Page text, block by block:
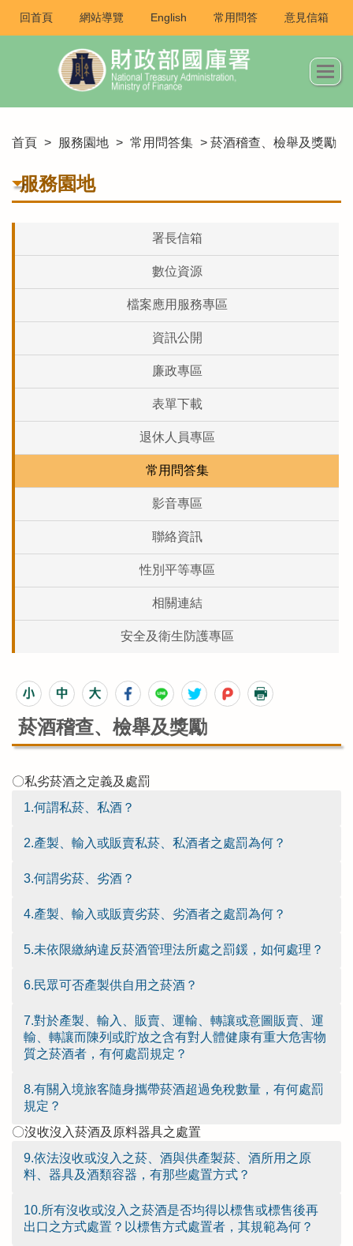
回首頁 網站導覽 English 常用問答 意見信箱
首頁 > 服務園地 > 常用問答集 > 菸酒稽查、檢舉及獎勵
服務園地
署長信箱
數位資源
檔案應用服務專區
資訊公開
廉政專區
表單下載
退休人員專區
常用問答集
影音專區
聯絡資訊
性別平等專區
相關連結
安全及衛生防護專區
菸酒稽查、檢舉及獎勵
〇私劣菸酒之定義及處罰
1.何謂私菸、私酒？
2.產製、輸入或販賣私菸、私酒者之處罰為何？
3.何謂劣菸、劣酒？
4.產製、輸入或販賣劣菸、劣酒者之處罰為何？
5.未依限繳納違反菸酒管理法所處之罰鍰，如何處理？
6.民眾可否產製供自用之菸酒？
7.對於產製、輸入、販賣、運輸、轉讓或意圖販賣、運
輸、轉讓而陳列或貯放之含有對人體健康有重大危害物
質之菸酒者，有何處罰規定？
8.有關入境旅客隨身攜帶菸酒超過免稅數量，有何處罰
規定？
〇沒收沒入菸酒及原料器具之處置
9.依法沒收或沒入之菸、酒與供產製菸、酒所用之原
料、器具及酒類容器，有那些處置方式？
10.所有沒收或沒入之菸酒是否均得以標售或標售後再
出口之方式處置？以標售方式處置者，其規範為何？